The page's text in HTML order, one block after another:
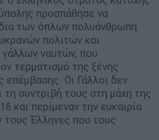
προσπάθησε να
των όπλων πολυάνθρωπη
πολιτών και
ναυτών, που
τερματισμό της ξένης
επέμβασης. Οι Γάλλοι δεν
τη συντριβή τους στη μάχη της
και περίμεναν την ευκαιρία
τους Έλληνες που τους